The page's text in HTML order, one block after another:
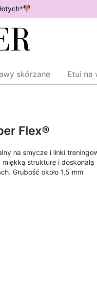
skórzane Etui na
Flex®
na smycze i linki
strukturę i doskonałą
Grubość około 1,5 mm